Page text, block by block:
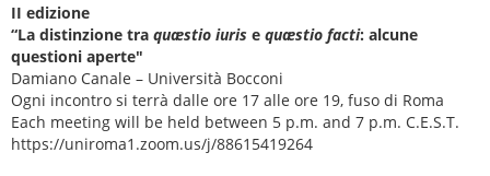
II edizione
“La distinzione tra quæstio iuris e quæstio facti: alcune
questioni aperte"
Damiano Canale – Università Bocconi
Ogni incontro si terrà dalle ore 17 alle ore 19, fuso di Roma
Each meeting will be held between 5 p.m. and 7 p.m. C.E.S.T.
https://uniroma1.zoom.us/j/88615419264